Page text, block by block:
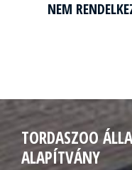
NEM
TORDASZOO
ALAPÍTVÁNY